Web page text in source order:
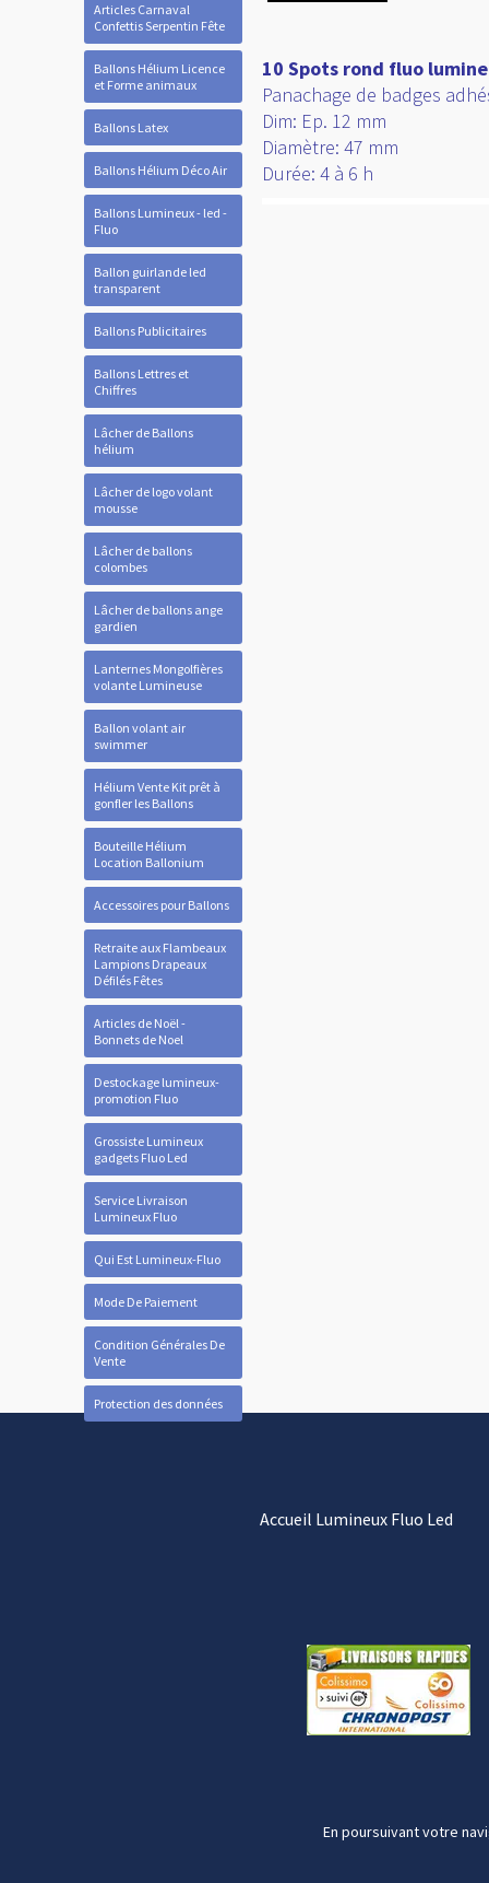
Articles Carnaval
Confettis Serpentin Fête
Ballons Hélium Licence
et Forme animaux
Ballons Latex
Ballons Hélium Déco Air
Ballons Lumineux - led -
Fluo
Ballon guirlande led
transparent
Ballons Publicitaires
Ballons Lettres et
Chiffres
Lâcher de Ballons
hélium
Lâcher de logo volant
mousse
Lâcher de ballons
colombes
Lâcher de ballons ange
gardien
Lanternes Mongolfières
volante Lumineuse
Ballon volant air
swimmer
Hélium Vente Kit prêt à
gonfler les Ballons
Bouteille Hélium
Location Ballonium
Accessoires pour Ballons
Retraite aux Flambeaux
Lampions Drapeaux
Défilés Fêtes
Articles de Noël -
Bonnets de Noel
Destockage lumineux-
promotion Fluo
Grossiste Lumineux
gadgets Fluo Led
Service Livraison
Lumineux Fluo
Qui Est Lumineux-Fluo
Mode De Paiement
Condition Générales De
Vente
Protection des données
Accueil Lumineux Fluo Led
En poursuivant votre
10 Spots rond fluo
Panachage de badges
Dim: Ep. 12 mm
Diamètre: 47 mm
Durée: 4 à 6 h